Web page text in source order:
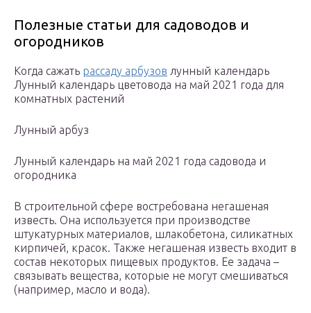
Полезные статьи для садоводов и
огородников
Когда сажать рассаду арбузов лунный календарь
Лунный календарь цветовода на май 2021 года для
комнатных растений
Лунный арбуз
Лунный календарь на май 2021 года садовода и
огородника
В строительной сфере востребована негашеная
известь. Она используется при производстве
штукатурных материалов, шлакобетона, силикатных
кирпичей, красок. Также негашеная известь входит в
состав некоторых пищевых продуктов. Ее задача –
связывать вещества, которые не могут смешиваться
(например, масло и вода).